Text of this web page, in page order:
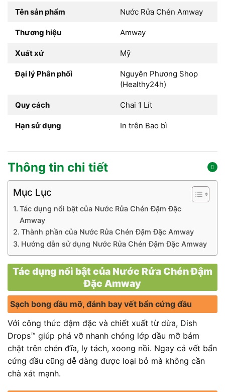
Tên sản phẩm Nước Rửa Chén Amway
Thương hiệu Amway
Xuất xứ Mỹ
Đại lý Phân phối
Nguyên Phương Shop
(Healthy24h)
Quy cách Chai 1 Lít
Hạn sử dụng In trên Bao bì
Thông tin chi tiết
Mục Lục
Tác dụng nổi bật của Nước Rửa Chén Đậm Đặc
Amway
Thành phần của Nước Rửa Chén Đậm Đặc Amway
Hướng dẫn sử dụng Nước Rửa Chén Đậm Đặc Amway
Tác dụng nổi bật của Nước Rửa Chén Đậm
Đặc Amway
Sạch bong dầu mỡ, đánh bay vết bẩn cứng đầu
Với công thức đậm đặc và chiết xuất từ dừa, Dish
Drops™ giúp phá vỡ nhanh chóng lớp dầu mỡ bám
chặt trên chén đĩa, ly tách, xoong nồi. Ngay cả vết bẩn
cứng đầu cũng dễ dàng được loại bỏ mà không cần
chà xát mạnh.